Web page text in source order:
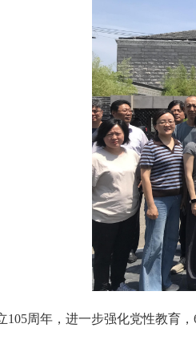
105周年，进一步强化党性教育